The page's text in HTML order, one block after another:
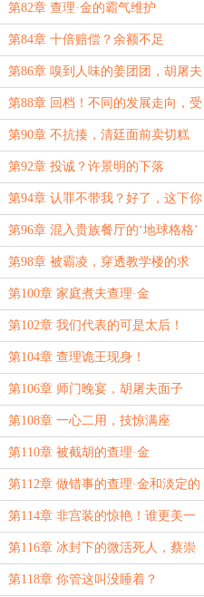
第82章 查理·金的霸气维护
第84章 十倍赔偿？余额不足
第86章 嗅到人味的姜团团，胡屠夫
抢课！
第88章 回档！不同的发展走向，受
伤的却总是她！
第90章 不抗揍，清廷面前卖切糕
第92章 投诚？许景明的下落
第94章 认罪不带我？好了，这下你
们满意了
第96章 混入贵族餐厅的‘地球格格’
第98章 被霸凌，穿透教学楼的求
救！
第100章 家庭煮夫查理·金
第102章 我们代表的可是太后！
第104章 查理诡王现身！
第106章 师门晚宴，胡屠夫面子
UP【表情】！
第108章 一心二用，技惊满座
第110章 被截胡的查理·金
第112章 做错事的查理·金和淡定的
摩尔
第114章 非宫装的惊艳！谁更美一
些？
第116章 冰封下的微活死人，蔡崇
峰的发现
第118章 你管这叫没睡着？